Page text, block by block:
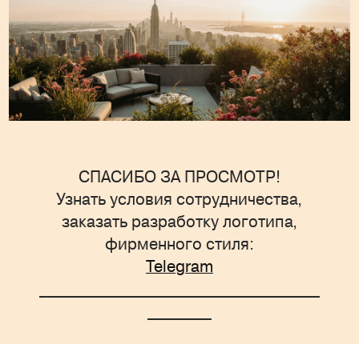
СПАСИБО ЗА ПРОСМОТР!
Узнать условия сотрудничества,
заказать разработку логотипа,
фирменного стиля:
Telegram